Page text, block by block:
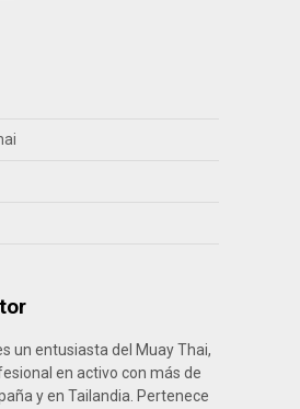
un entusiasta del Muay Thai,
en activo con más de
y en Tailandia. Pertenece